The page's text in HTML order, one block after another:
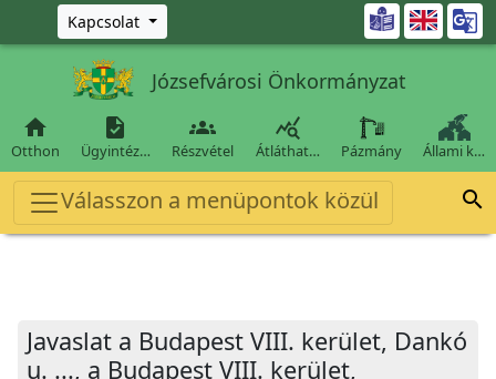
Ugrás a fő tartalomra
Kapcsolat 
Józsefvárosi Önkormányzat

Otthon

Ügyintéz…

Részvétel

Átláthat… Pázmány Állami k…
Válasszon a menüpontok közül 
Javaslat a Budapest VIII. kerület, Dankó
u. ..., a Budapest VIII. kerület,